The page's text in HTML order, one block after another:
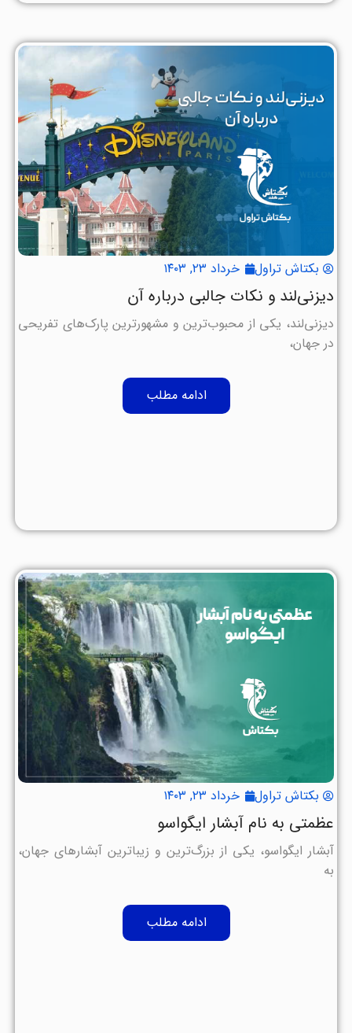
بکتاش تراول خرداد ۲۳, ۱۴۰۳
دیزنی‌لند و نکات جالبی درباره آن
دیزنی‌لند، یکی از محبوب‌ترین و مشهورترین پارک‌های تفریحی
در جهان،
ادامه مطلب
بکتاش تراول خرداد ۲۳, ۱۴۰۳
عظمتی به نام آبشار ایگواسو
آبشار ایگواسو، یکی از بزرگ‌ترین و زیباترین آبشارهای جهان،
به
ادامه مطلب